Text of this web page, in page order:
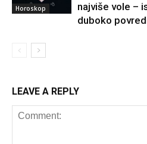
Horoskop
najviše vole –
duboko
LEAVE A REPLY